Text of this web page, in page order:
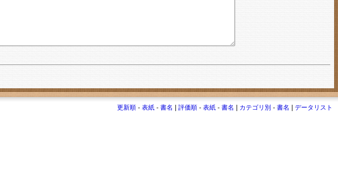
更新順 -表紙 -書名 |評価順 -表紙 -書名 カテゴリ別 -書名 |データリスト